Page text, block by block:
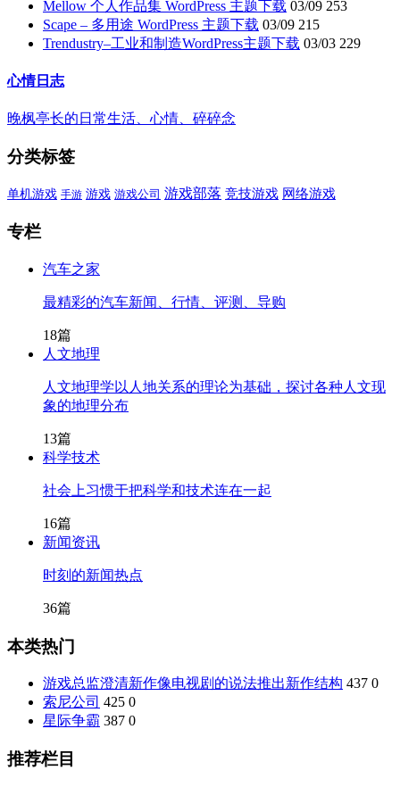
Mellow 个人作品集 WordPress 主题下载 03/09 253
Scape – 多用途 WordPress 主题下载 03/09 215
Trendustry–工业和制造WordPress主题下载 03/03 229
心情日志
晚枫亭长的日常生活、心情、碎碎念
分类标签
单机游戏 手游 游戏 游戏公司 游戏部落 竞技游戏 网络游戏
专栏
汽车之家
最精彩的汽车新闻、行情、评测、导购
18篇
人文地理
人文地理学以人地关系的理论为基础，探讨各种人文现
象的地理分布
13篇
科学技术
社会上习惯于把科学和技术连在一起
16篇
新闻资讯
时刻的新闻热点
36篇
本类热门
游戏总监澄清新作像电视剧的说法推出新作结构 437 0
索尼公司 425 0
星际争霸 387 0
推荐栏目